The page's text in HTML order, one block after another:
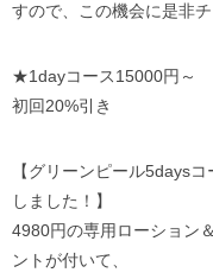
すので、この機会に是非
★1dayコース15000円～
初回20%引き
【グリーンピール5days
しました！】
4980円の専用ローション
ントが付いて、